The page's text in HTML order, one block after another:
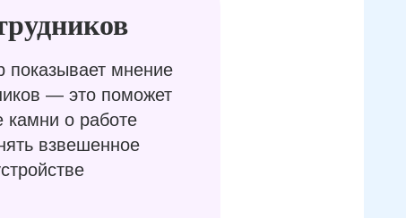
показывает мнение
— это поможет
камни о работе
взвешенное